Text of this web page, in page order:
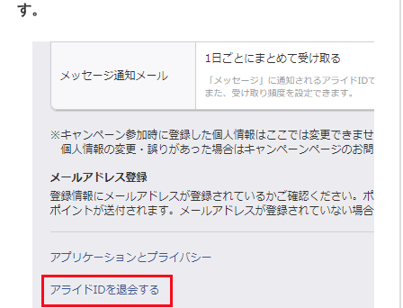
す。